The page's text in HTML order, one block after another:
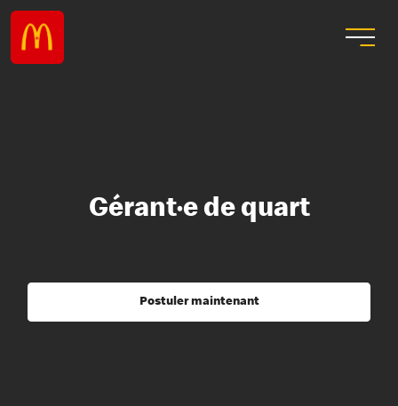
Gérant·e de quart
Postuler maintenant